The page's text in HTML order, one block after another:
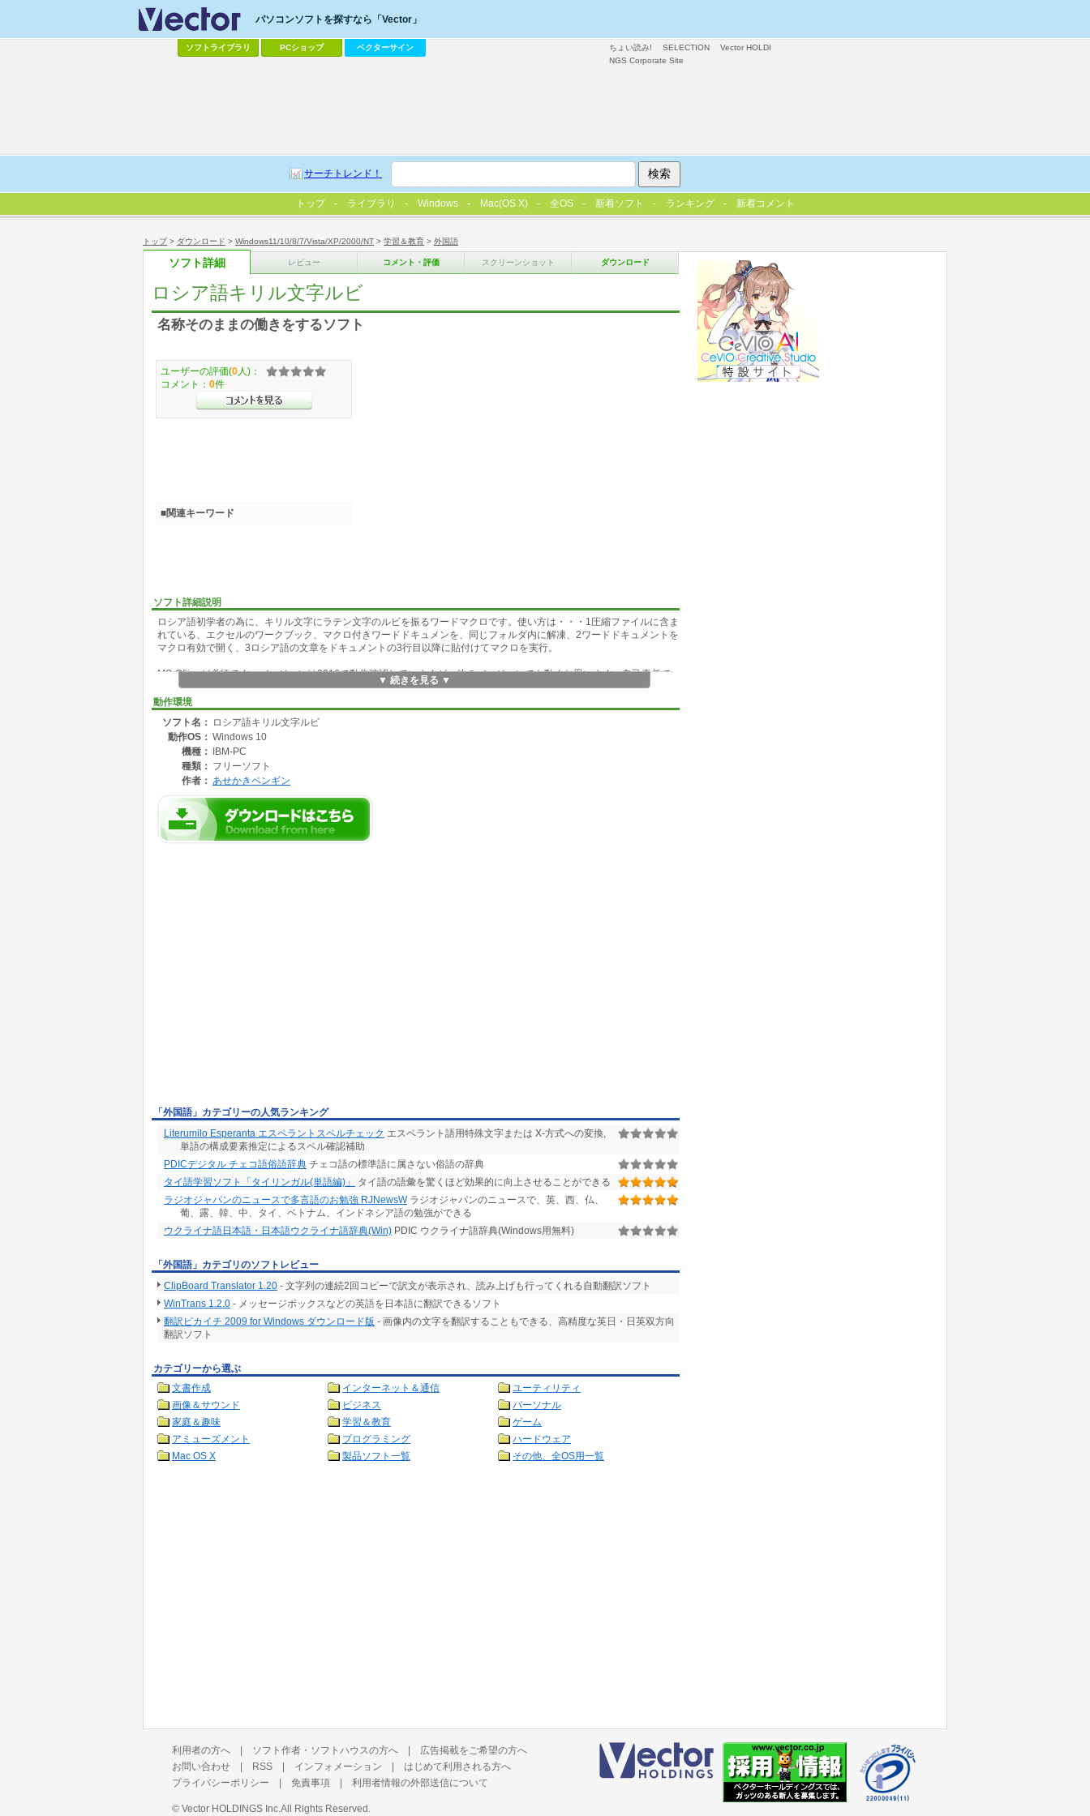
トップ> ダウンロード > Windows11/10/8/7/Vista/XP/2000/NT > 学習＆教育 > 外国語
ソフト詳細 レビュー コメント・評価 スクリーンショット ダウンロード
ロシア語キリル文字ルビ
名称そのままの働きをするソフト
ソフト詳細説明
ロシア語初学者の為に、キリル文字にラテン文字のルビを振るワードマクロです。使い方は・・・1圧縮ファイルに含ま
れている、エクセルのワークブック、マクロ付きワードドキュメンを、同じフォルダ内に解凍、2ワードドキュメントを
マクロ有効で開く、3ロシア語の文章をドキュメントの3行目以降に貼付けてマクロを実行。
MS-Ofiiceが必須です。バージョンは2016で動作確認していますが、他のバージョンでも動くと思います。自己責任で
ご使用願います。
▼ 続きを見る ▼
動作環境
ソフト名： ロシア語キリル文字ルビ
動作OS： Windows 10
機種：
IBM-PC
種類： フリーソフト
作者： あせかきペンギン
ユーザーの評価(0 人)：
コメント： 0件
■関連キーワード
「外国語」カテゴリーの人気ランキング
Literumilo Esperanta エスペラントスペルチェック エスペラント語用特殊文字または X-方式への変換,
単語の構成要素推定によるスペル確認補助
PDICデジタル チェコ語俗語辞典 チェコ語の標準語に属さない俗語の辞典
タイ語学習ソフト「タイリンガル(単語編)」
タイ語の語彙を驚くほど効果的に向上させることができる
ラジオジャパンのニュースで多言語のお勉強 RJNewsWラジオジャパンのニュースで、英、西、仏、
葡、露、韓、中、タイ、ベトナム、インドネシア語の勉強ができる
ウクライナ語日本語・日本語ウクライナ語辞典(Win) PDIC ウクライナ語辞典(Windows用無料)
「外国語」カテゴリのソフトレビュー
ClipBoard Translator 1.20 - 文字列の連続2回コピーで訳文が表示され、読み上げも行ってくれる自動翻訳ソフト
WinTrans 1.2.0 - メッセージボックスなどの英語を日本語に翻訳できるソフト
翻訳ピカイチ 2009 for Windows ダウンロード版 - 画像内の文字を翻訳することもできる、高精度な英日・日英双方向
翻訳ソフト
カテゴリーから選ぶ
文書作成
インターネット＆通信
ユーティリティ
画像＆サウンド
ビジネス
パーソナル
家庭＆趣味
学習＆教育
ゲーム
アミューズメント
プログラミング
ハードウェア
Mac OS X
製品ソフト一覧 その他、全OS用一覧
ちょい読み! SELECTION
Vector HOLDI
NGS Corporate Site
パソコンソフトを探すなら「Vector」
ソフトライブラリ PCショップ ベクターサイン
サーチトレンド！
トップ ライブラリ Windows Mac(OS X) 全OS 新着ソフト ランキング 新着コメント
利用者の方へ | ソフト作者・ソフトハウスの方へ | 広告掲載をご希望の方へ
お問い合わせ | RSS | インフォメーション | はじめて利用される方へ
プライバシーポリシー | 免責事項 | 利用者情報の外部送信について
© Vector HOLDINGS Inc. All Rights Reserved.